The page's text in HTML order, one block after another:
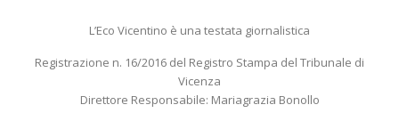
L’Eco Vicentino è una testata giornalistica
Registrazione n. 16/2016 del Registro Stampa del Tribunale di
Vicenza
Direttore Responsabile: Mariagrazia Bonollo